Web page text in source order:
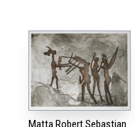
Matta Robert Sebastian